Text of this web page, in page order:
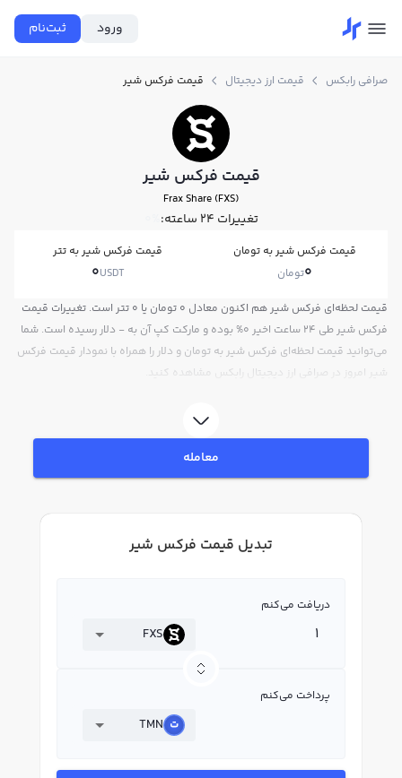
ورود ثبت‌نام
صرافی رابکس قیمت ارز دیجیتال قیمت فرکس شیر
قیمت فرکس شیر
Frax Share (FXS)
تغییرات ۲۴ ساعته: 0%
قیمت فرکس شیر به تومان
0تومان
قیمت فرکس شیر به تتر
0USDT
قیمت لحظه‌ای فرکس شیر هم اکنون معادل 0 تومان یا 0 تتر است. تغییرات قیمت
فرکس شیر طی 24 ساعت اخیر 0% بوده و مارکت کپ آن به - دلار رسیده است. شما
می‌توانید قیمت لحظه‌ای فرکس شیر به تومان و دلار را همراه با نمودار قیمت فرکس
شیر امروز در صرافی ارز دیجیتال رابکس مشاهده کنید.
معامله
تبدیل قیمت فرکس شیر
دریافت می‌کنم
FXS
پرداخت می‌کنم
TMN